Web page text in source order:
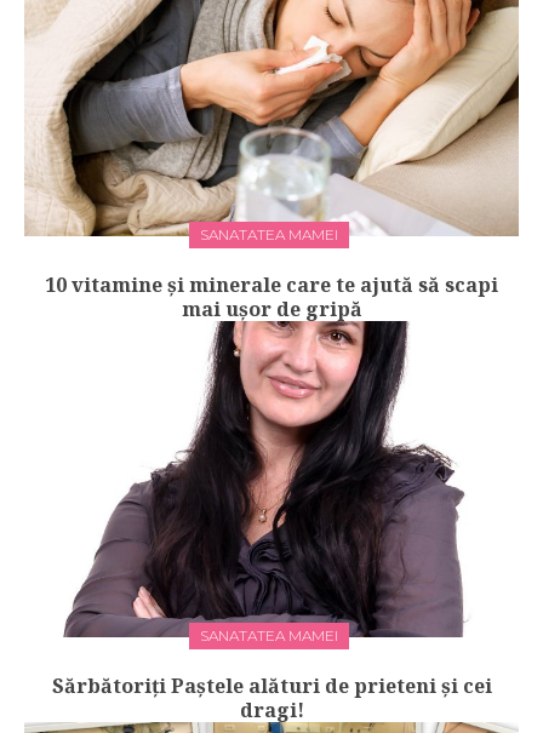
SANATATEA MAMEI
10 vitamine și minerale care te ajută să scapi
mai ușor de gripă
SANATATEA MAMEI
Sărbătoriți Paștele alături de prieteni și cei
dragi!